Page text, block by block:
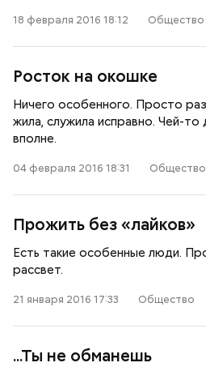
18 февраля 2016 18:12 Общество
Росток на окошке
Ничего особенного. Просто
жила, служила исправно. Чей-
вполне.
04 февраля 2016 18:31 Общество
Прожить без «лайков»
Есть такие особенные люди.
рассвет.
21 января 2016 17:33 Общество
...Ты не обманешь